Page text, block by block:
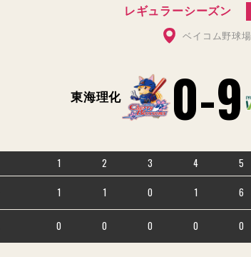
レギュラーシーズン
ベイコム野球場
東海理化 0-9
1 2 3 4 5
1 1 0 1 6
0 0 0 0 0